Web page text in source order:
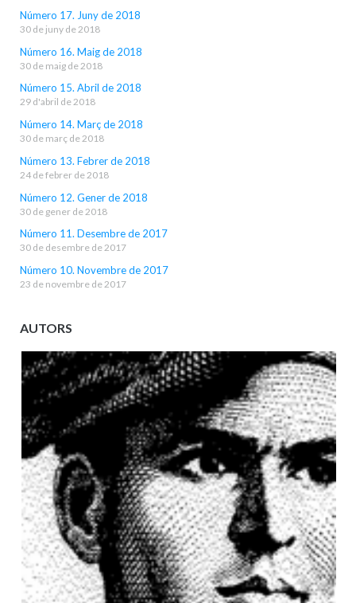
Número 17. Juny de 2018
30 de juny de 2018
Número 16. Maig de 2018
30 de maig de 2018
Número 15. Abril de 2018
29 d'abril de 2018
Número 14. Març de 2018
30 de març de 2018
Número 13. Febrer de 2018
24 de febrer de 2018
Número 12. Gener de 2018
30 de gener de 2018
Número 11. Desembre de 2017
30 de desembre de 2017
Número 10. Novembre de 2017
23 de novembre de 2017
AUTORS